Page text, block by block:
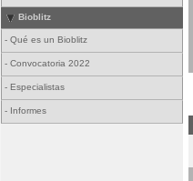
Bioblitz
- Qué es un Bioblitz
- Convocatoria 2022
- Especialistas
- Informes